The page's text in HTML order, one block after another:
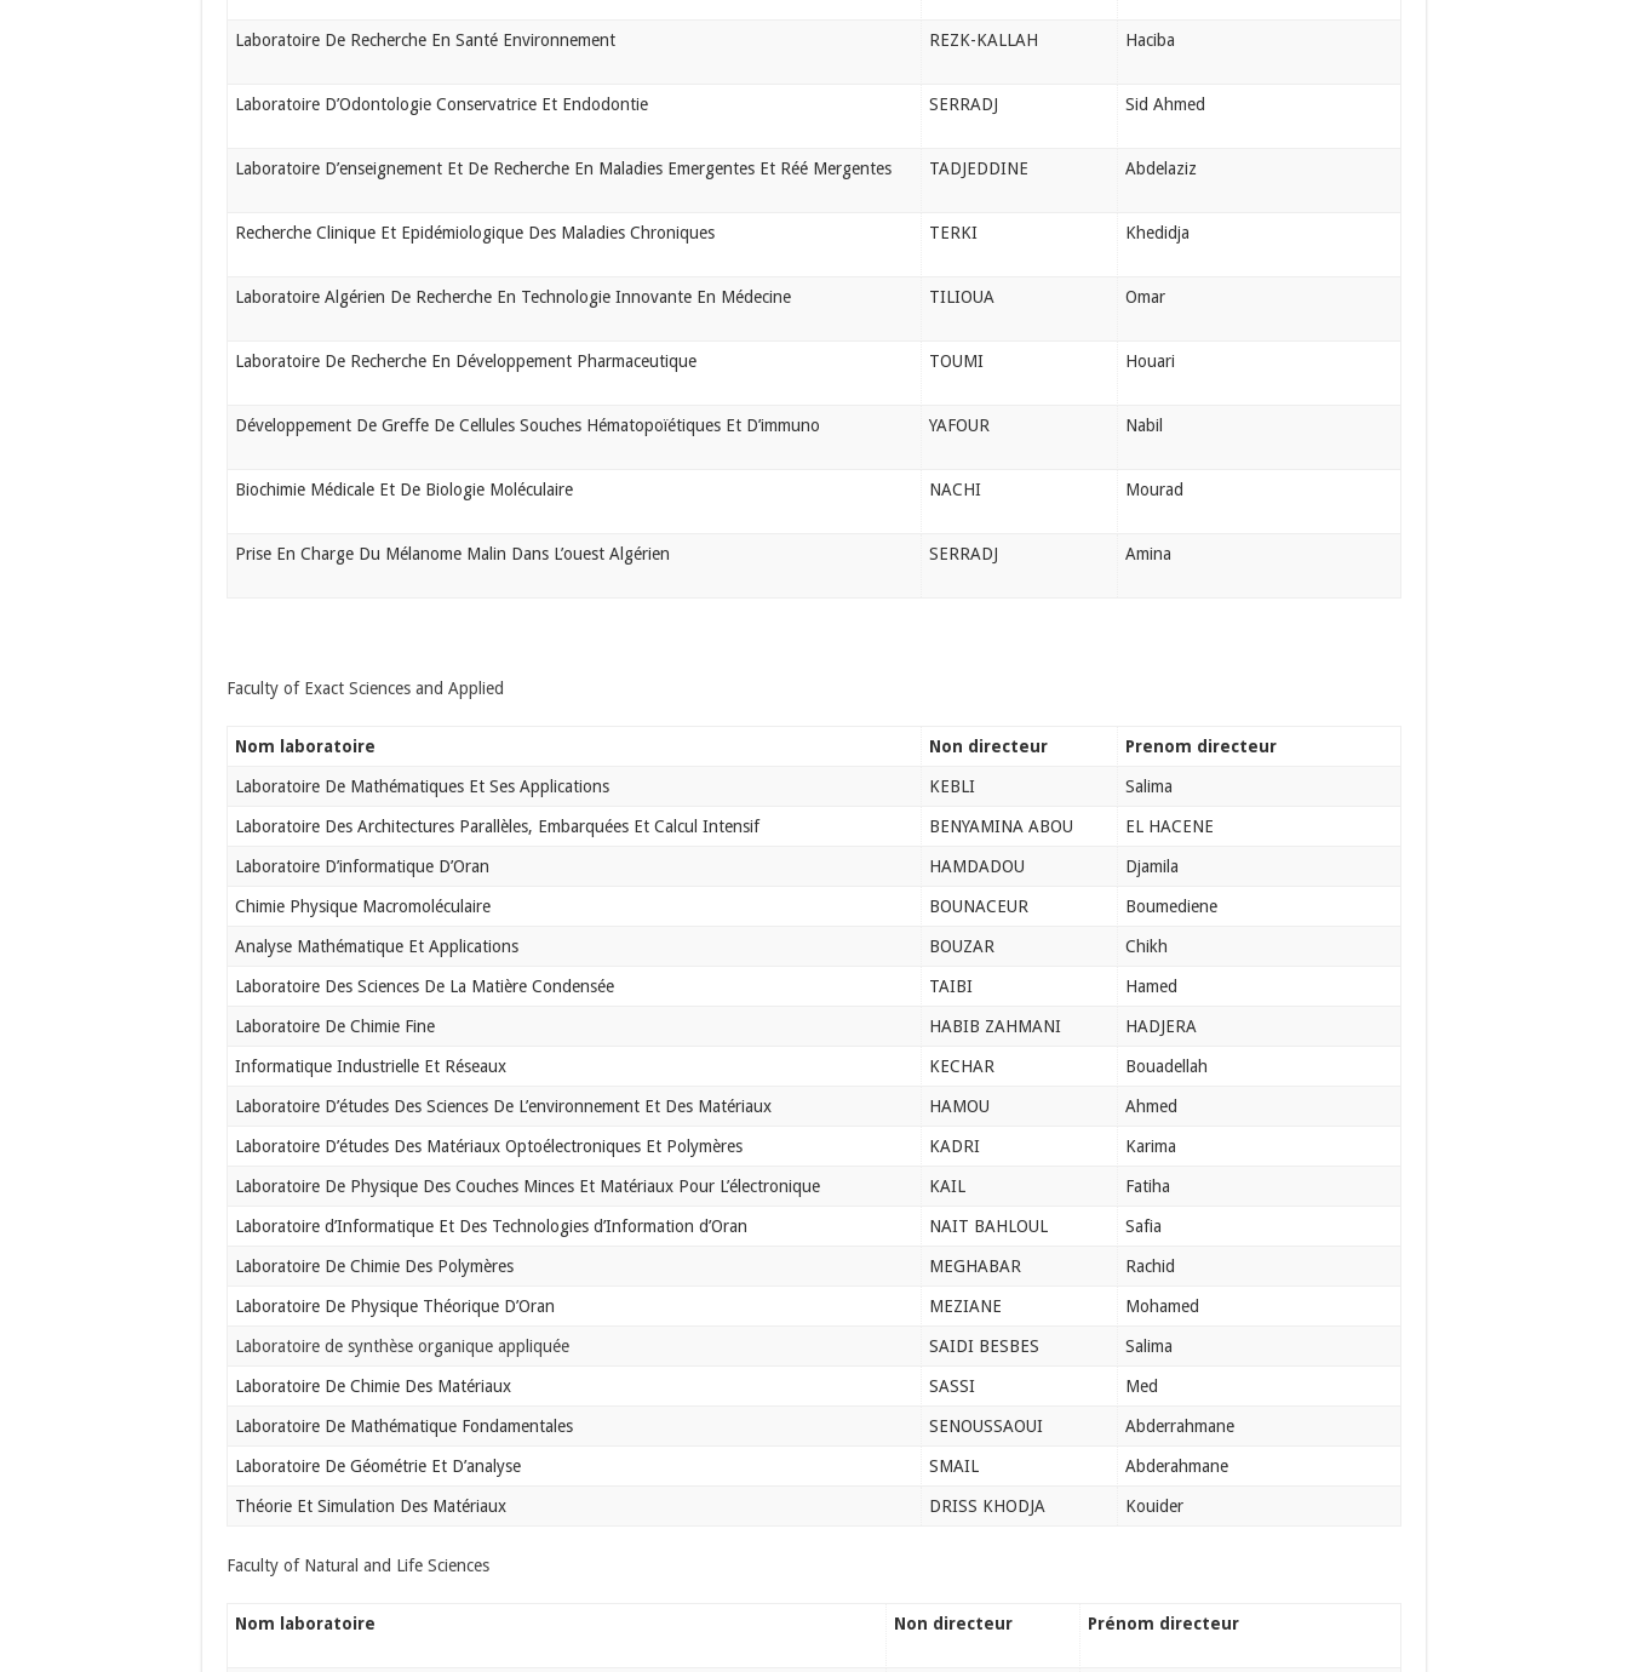
Laboratoire De Recherche En Santé Environnement REZK-KALLAH Haciba
Laboratoire D’Odontologie Conservatrice Et Endodontie SERRADJ Sid Ahmed
Laboratoire D’enseignement Et De Recherche En Maladies Emergentes Et Réé Mergentes TADJEDDINE Abdelaziz
Recherche Clinique Et Epidémiologique Des Maladies Chroniques TERKI Khedidja
Laboratoire Algérien De Recherche En Technologie Innovante En Médecine TILIOUA Omar
Laboratoire De Recherche En Développement Pharmaceutique TOUMI Houari
Développement De Greffe De Cellules Souches Hématopoïétiques Et D’immuno YAFOUR Nabil
Biochimie Médicale Et De Biologie Moléculaire NACHI Mourad
Prise En Charge Du Mélanome Malin Dans L’ouest Algérien SERRADJ Amina
Faculty of Exact Sciences and Applied
Nom laboratoire Non directeur Prenom directeur
Laboratoire De Mathématiques Et Ses Applications KEBLI Salima
Laboratoire Des Architectures Parallèles, Embarquées Et Calcul Intensif BENYAMINA ABOU EL HACENE
Laboratoire D’informatique D’Oran HAMDADOU Djamila
Chimie Physique Macromoléculaire BOUNACEUR Boumediene
Analyse Mathématique Et Applications BOUZAR Chikh
Laboratoire Des Sciences De La Matière Condensée TAIBI Hamed
Laboratoire De Chimie Fine HABIB ZAHMANI HADJERA
Informatique Industrielle Et Réseaux KECHAR Bouadellah
Laboratoire D’études Des Sciences De L’environnement Et Des Matériaux HAMOU Ahmed
Laboratoire D’études Des Matériaux Optoélectroniques Et Polymères KADRI Karima
Laboratoire De Physique Des Couches Minces Et Matériaux Pour L’électronique KAIL Fatiha
Laboratoire d’Informatique Et Des Technologies d’Information d’Oran NAIT BAHLOUL Safia
Laboratoire De Chimie Des Polymères MEGHABAR Rachid
Laboratoire De Physique Théorique D’Oran MEZIANE Mohamed
Laboratoire de synthèse organique appliquée SAIDI BESBES Salima
Laboratoire De Chimie Des Matériaux SASSI Med
Laboratoire De Mathématique Fondamentales SENOUSSAOUI Abderrahmane
Laboratoire De Géométrie Et D’analyse SMAIL Abderahmane
Théorie Et Simulation Des Matériaux DRISS KHODJA Kouider
Faculty of Natural and Life Sciences
Nom laboratoire Non directeur Prénom directeur